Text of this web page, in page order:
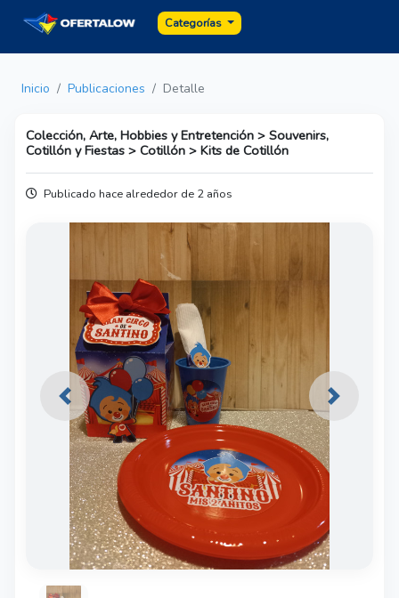
Categorías
Inicio Publicaciones Detalle
Colección, Arte, Hobbies y Entretención > Souvenirs,
Cotillón y Fiestas > Cotillón > Kits de Cotillón
Publicado hace alrededor de 2 años
Previous Next